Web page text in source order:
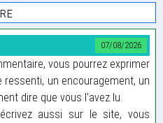
07/08/2026
vous pourrez exprimer
un encouragement, un
dire que vous l'avez lu.
aussi sur le site, vous